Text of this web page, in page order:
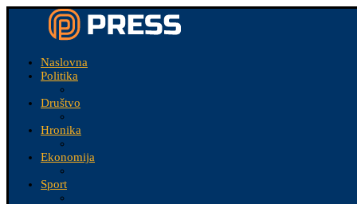
Naslovna
Politika
Društvo
Hronika
Ekonomija
Sport